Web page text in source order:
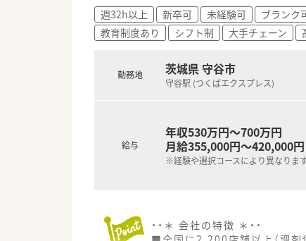
週32h以上 新卒可 未経験可 ブランク
教育制度あり
シフト制 大手チェーン
勤務地 茨城県 守谷市
守谷駅 (つくばエクスプレス)
給与
年収530万円～700万円
月給355,000円～420,000円
※経験や選択コースにより異なりま
・・＊ 会社の特徴 ＊・・